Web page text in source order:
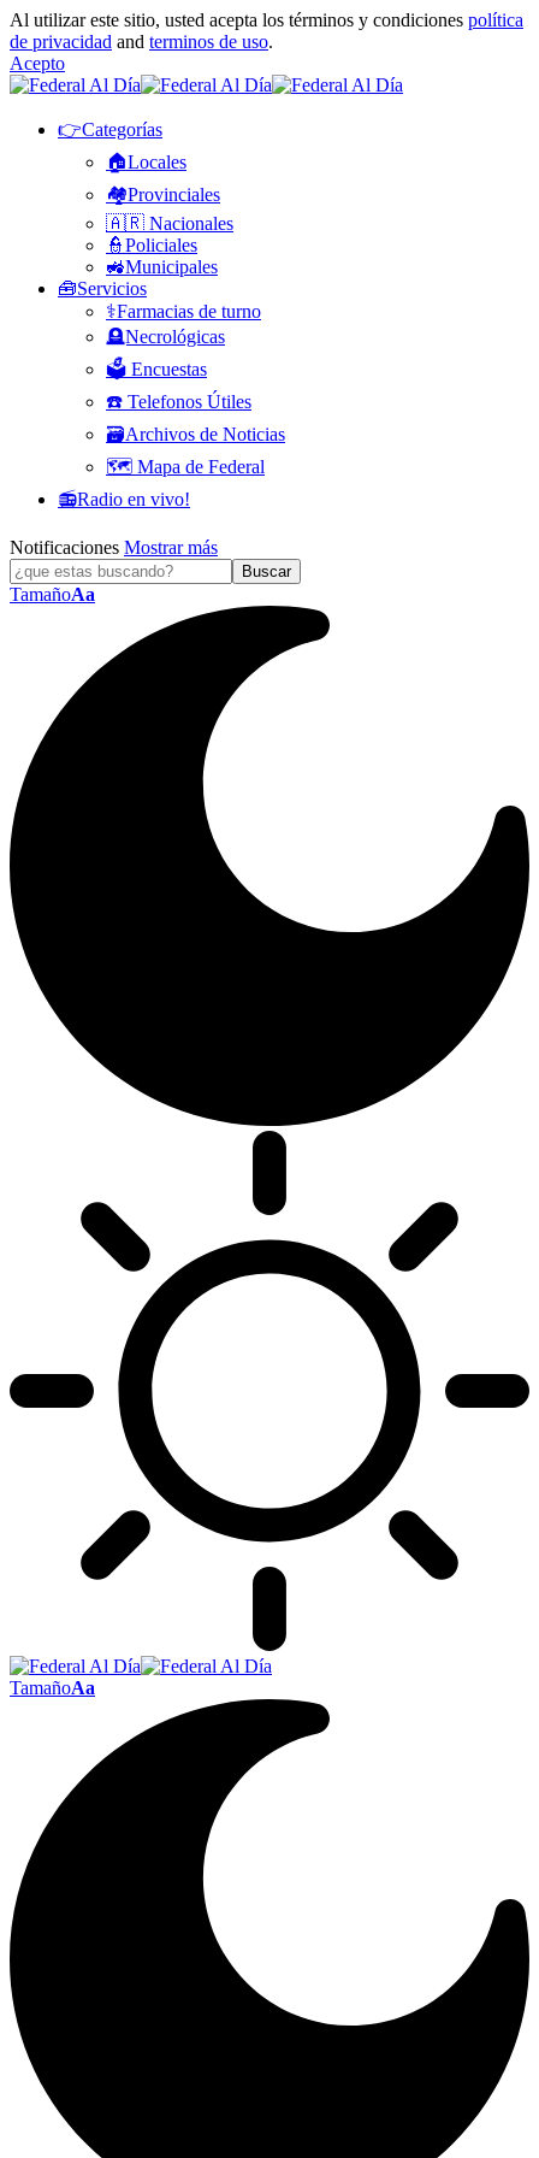
Al utilizar este sitio, usted acepta los términos y condiciones política
de privacidad and terminos de uso.
Acepto
👉Categorías
🏠Locales
🏘️Provinciales
🇦🇷 Nacionales
👮Policiales
🚜Municipales
🧰Servicios
⚕️Farmacias de turno
🪦Necrológicas
🗳️ Encuestas
☎️ Telefonos Útiles
🗃️Archivos de Noticias
🗺️ Mapa de Federal
📻Radio en vivo!
Notificaciones Mostrar más
TamañoAa
TamañoAa